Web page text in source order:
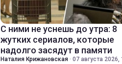
С ними не уснешь до утра: 8
жутких сериалов, которые
надолго засядут в памяти
Наталия Крижановская · 07 августа 2026,